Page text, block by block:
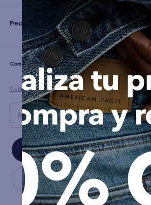
Precio: S/ 69
☆☆☆☆☆ (0 comentarios)
Guía de tallas
M